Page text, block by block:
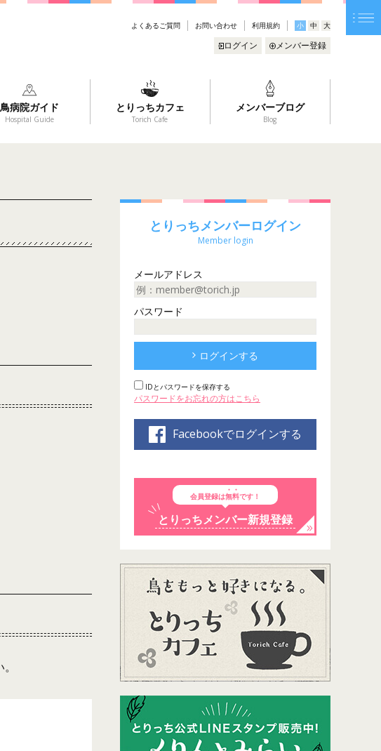
よくあるご質問 お問い合わせ 利用規約 小 中 大
ログイン メンバー登録
鳥病院ガイド
Hospital Guide
とりっちカフェ
Torich Cafe
メンバーブログ
Blog
とりっちメンバーログイン
Member login
メールアドレス
パスワード
ログインする
IDとパスワードを保存する
パスワードをお忘れの方はこちら
Facebookでログインする
会員登録は無料です！
とりっちメンバー新規登録